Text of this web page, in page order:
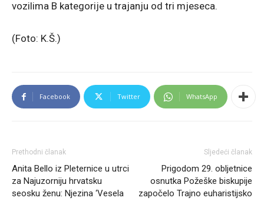
vozilima B kategorije u trajanju od tri mjeseca.
(Foto: K.Š.)
Facebook Twitter WhatsApp
Prethodni članak
Anita Bello iz Pleternice u utrci
za Najuzorniju hrvatsku
seosku ženu: Njezina ‘Vesela
Sljedeći članak
Prigodom 29. obljetnice
osnutka Požeške biskupije
započelo Trajno euharistijsko